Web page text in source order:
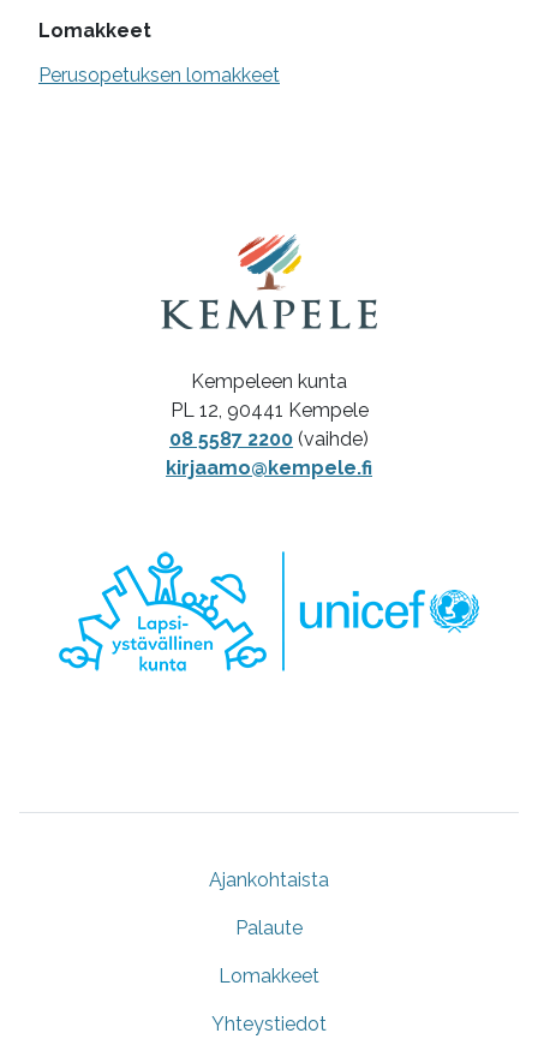
Lomakkeet
Perusopetuksen lomakkeet
Kempeleen kunta
PL 12, 90441 Kempele
08 5587 2200 (vaihde)
kirjaamo@kempele.fi
Ajankohtaista
Palaute
Lomakkeet
Yhteystiedot